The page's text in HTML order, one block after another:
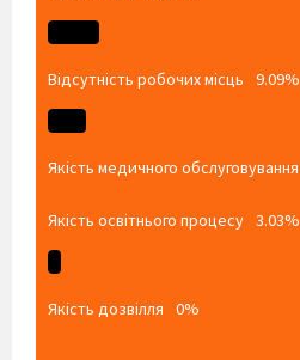
Відсутність робочих місць 9.09%
Якість медичного обслуговування
Якість освітнього процесу 3.03%
Якість дозвілля 0%